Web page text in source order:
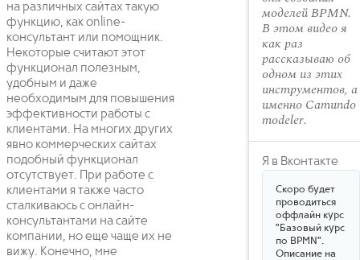
на различных сайтах такую
функцию, как online-
консультант или помощник.
Некоторые считают этот
функционал полезным,
удобным и даже
необходимым для повышения
эффективности работы с
клиентами. На многих других
явно коммерческих сайтах
подобный функционал
отсутствует. При работе с
клиентами я также часто
сталкиваюсь с онлайн-
консультантами на сайте
компании, но еще чаще их не
вижу. Конечно, мне
моделей BPMN.
В этом видео я
как раз
рассказываю об
одном из этих
инструментов, а
именно Camundo
modeler.
Я в Вконтакте
Скоро будет
проводиться
оффлайн курс
"Базовый курс
по BPMN".
Описание на